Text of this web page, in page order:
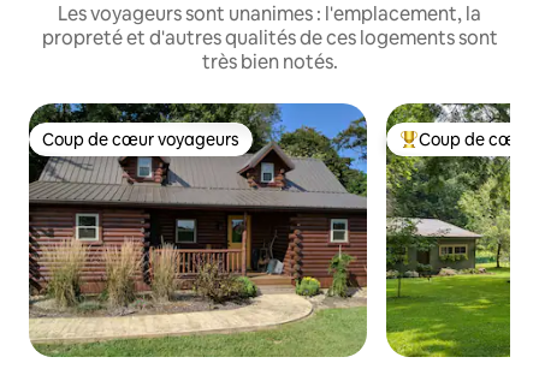
Les voyageurs sont unanimes : l'emplacement, la
propreté et d'autres qualités de ces logements sont
très bien notés.
Coup de cœur voyageurs
Coup de cœur voyageurs Coup de cœur
Coup de cœur